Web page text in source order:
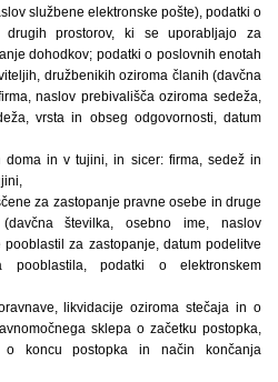
službene elektronske pošte), podatki o
prostorov, ki se uporabljajo za
dohodkov; podatki o poslovnih enotah
družbenikih oziroma članih (davčna
naslov prebivališča oziroma sedeža,
vrsta in obseg odgovornosti, datum
in v tujini, in sicer: firma, sedež in
za zastopanje pravne osebe in druge
številka, osebno ime, naslov
za zastopanje, datum podelitve
pooblastila, podatki o elektronskem
likvidacije oziroma stečaja in o
sklepa o začetku postopka,
o koncu postopka in način končanja